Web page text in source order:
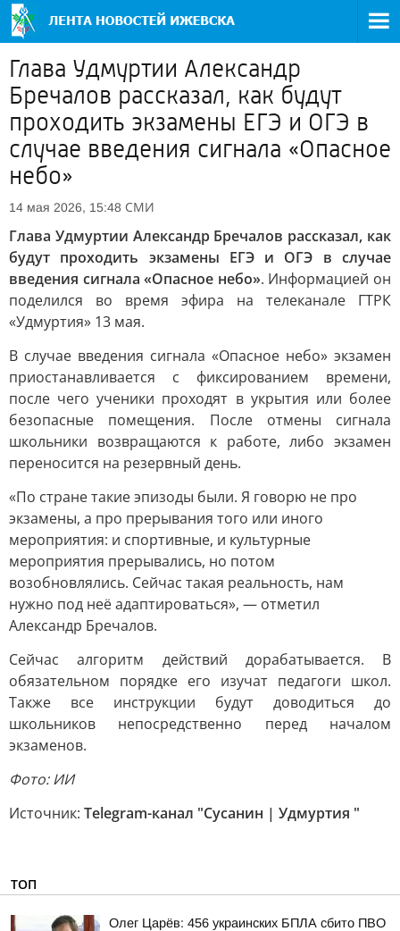
Глава Удмуртии Александр
Бречалов рассказал, как будут
проходить экзамены ЕГЭ и ОГЭ в
случае введения сигнала «Опасное
небо»
14 мая 2026, 15:48 СМИ
Глава Удмуртии Александр Бречалов рассказал, как
будут проходить экзамены ЕГЭ и ОГЭ в случае
введения сигнала «Опасное небо». Информацией он
поделился во время эфира на телеканале ГТРК
«Удмуртия» 13 мая.
В случае введения сигнала «Опасное небо» экзамен
приостанавливается с фиксированием времени,
после чего ученики проходят в укрытия или более
безопасные помещения. После отмены сигнала
школьники возвращаются к работе, либо экзамен
переносится на резервный день.
«По стране такие эпизоды были. Я говорю не про
экзамены, а про прерывания того или иного
мероприятия: и спортивные, и культурные
мероприятия прерывались, но потом
возобновлялись. Сейчас такая реальность, нам
нужно под неё адаптироваться», — отметил
Александр Бречалов.
Сейчас алгоритм действий дорабатывается. В
обязательном порядке его изучат педагоги школ.
Также все инструкции будут доводиться до
школьников непосредственно перед началом
экзаменов.
Фото: ИИ
Источник: Telegram-канал "Сусанин | Удмуртия "
ТОП
Олег Царёв: 456 украинских БПЛА сбито ПВО